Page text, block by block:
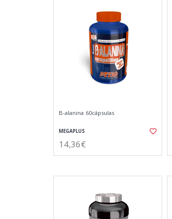
B-alanina 60cápsulas
MEGAPLUS
14,36€